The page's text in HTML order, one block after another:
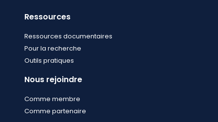
Ressources
Ressources documentaires
Pour la recherche
Outils pratiques
Nous rejoindre
Comme membre
Comme partenaire